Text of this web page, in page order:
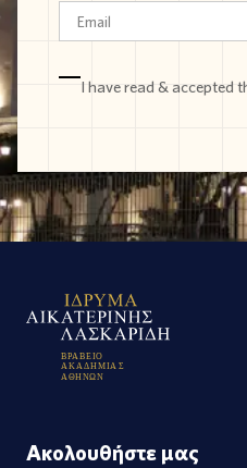
I have read & accepted
ΒΡΑΒΕΙΟ
ΑΚΑΔΗΜΙΑ Σ
Α ΘΗΝΩΝ
Ακολουθήστε μας